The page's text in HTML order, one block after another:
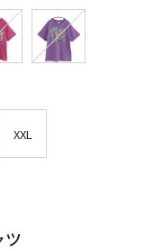
XXL
ツ